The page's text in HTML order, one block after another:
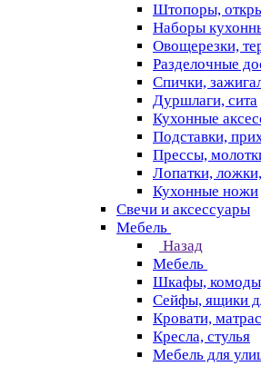
Штопоры,
Наборы
Овощерезки,
Разделочные
Спички,
Дуршлаги, сита
Кухонные
Подставки,
Прессы,
Лопатки,
Кухонные ножи
Свечи и аксессуары
Мебель
Назад
Мебель
Шкафы,
Сейфы, ящики
Кровати,
Кресла, стулья
Мебель для